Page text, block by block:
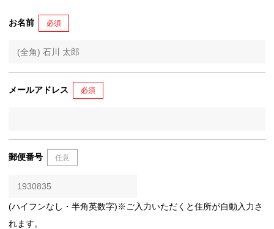
お名前 必須
メールアドレス 必須
郵便番号 任意
(ハイフンなし・半角英数字)※ご入力いただくと住所が自動入力さ
れます。